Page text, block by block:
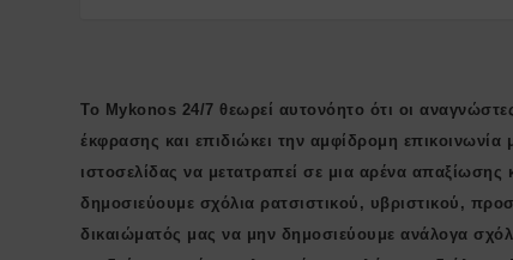
Το Mykonos 24/7 θεωρεί αυτονόητο ότι οι
έκφρασης και επιδιώκει την αμφίδρομη
ιστοσελίδας να μετατραπεί σε μια αρένα
δημοσιεύουμε σχόλια ρατσιστικού, υβριστικού,
δικαιώματός μας να μην δημοσιεύουμε ανάλογα